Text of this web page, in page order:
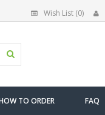
Wish List (0)
TO ORDER FAQ